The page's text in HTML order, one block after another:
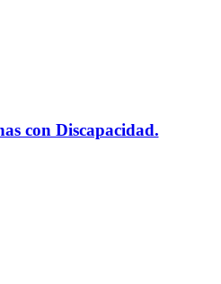
con Discapacidad.